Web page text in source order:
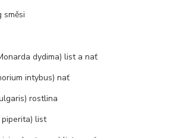
směsi
dydima) list a nať
intybus) nať
rostlina
list